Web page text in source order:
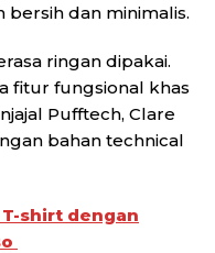
bersih dan minimalis.
ringan dipakai.
fitur fungsional khas
Pufftech, Clare
bahan technical
T-shirt dengan